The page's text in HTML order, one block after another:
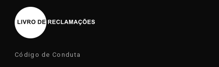
Código de Conduta